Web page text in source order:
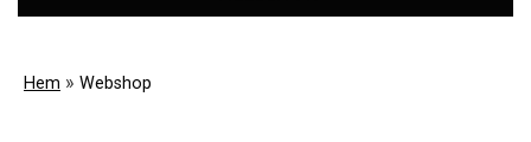
Hem » Webshop